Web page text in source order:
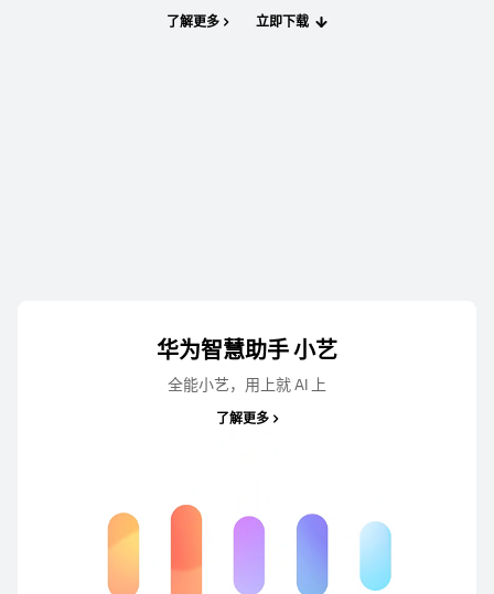
了解更多 立即下载
华为智慧助手 小艺
全能小艺，用上就 AI 上
了解更多